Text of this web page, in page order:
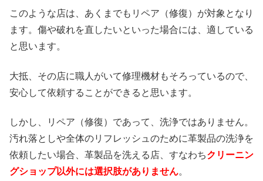
このような店は、あくまでもリペア（修復）が対象となり
ます。傷や破れを直したいといった場合には、適している
と思います。
大抵、その店に職人がいて修理機材もそろっているので、
安心して依頼することができると思います。
しかし、リペア（修復）であって、洗浄ではありません。
汚れ落としや全体のリフレッシュのために革製品の洗浄を
依頼したい場合、革製品を洗える店、すなわちクリーニン
グショップ以外には選択肢がありません。